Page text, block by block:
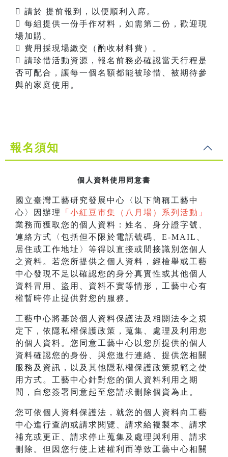
 請於 提前報到，以便順利入席。
 每組提供一份手作材料，如需第二份，歡迎現
場加購。
 費用採現場繳交（酌收材料費）。
 請珍惜活動資源，報名前務必確認當天行程是
否可配合，讓每一個名額都能被珍惜、被期待參
與的家庭使用。
報名須知
個人資料使用同意書
國立臺灣工藝研究發展中心〈以下簡稱工藝中
心〉因辦理
「 小紅豆市集（八月場）系列活動 」
業務而獲取您的個人資料：姓名、身分證字號、
連絡方式〈包括但不限於電話號碼、E-MAIL、
居住或工作地址〉等得以直接或間接識別您個人
之資料。若您所提供之個人資料，經檢舉或工藝
中心發現不足以確認您的身分真實性或其他個人
資料冒用、盜用、資料不實等情形，工藝中心有
權暫時停止提供對您的服務。
工藝中心將基於個人資料保護法及相關法令之規
定下，依隱私權保護政策，蒐集、處理及利用您
的個人資料。您同意工藝中心以您所提供的個人
資料確認您的身份、與您進行連絡、提供您相關
服務及資訊，以及其他隱私權保護政策規範之使
用方式。工藝中心針對您的個人資料利用之期
間，自您簽署同意起至您請求刪除個資為止。
您可依個人資料保護法，就您的個人資料向工藝
中心進行查詢或請求閱覽、請求給複製本、請求
補充或更正、請求停止蒐集及處理與利用、請求
刪除。但因您行使上述權利而導致工藝中心相關